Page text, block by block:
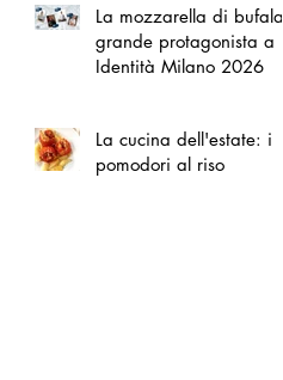
La mozzarella di bufala
grande protagonista a
Identità Milano 2026
La cucina dell'estate: i
pomodori al riso